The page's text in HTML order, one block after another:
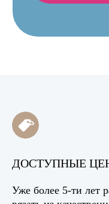
ДОСТУПНЫЕ
Уже более 5-ти лет